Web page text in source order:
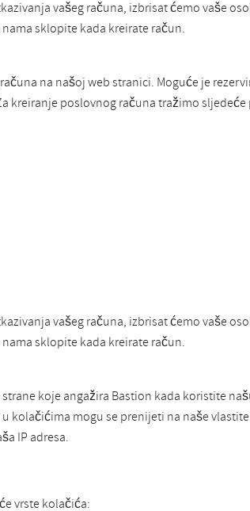
vašeg računa, izbrisat ćemo vaše
sklopite kada kreirate račun.
na našoj web stranici. Moguće je
kreiranje poslovnog računa tražimo sljedeće
vašeg računa, izbrisat ćemo vaše
sklopite kada kreirate račun.
koje angažira Bastion kada koristite
kolačićima mogu se prenijeti na naše
IP adresa.
vrste kolačića: